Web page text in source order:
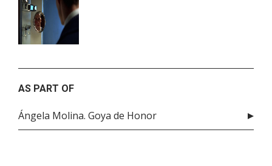
AS PART OF
Ángela Molina. Goya de Honor